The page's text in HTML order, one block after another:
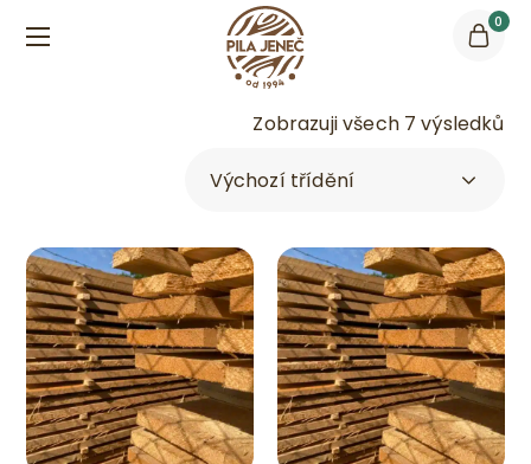
0
Zobrazuji všech 7 výsledků